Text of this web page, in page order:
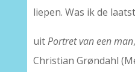
liepen. Was ik de
uitPortret van een man
Christian Grøndahl